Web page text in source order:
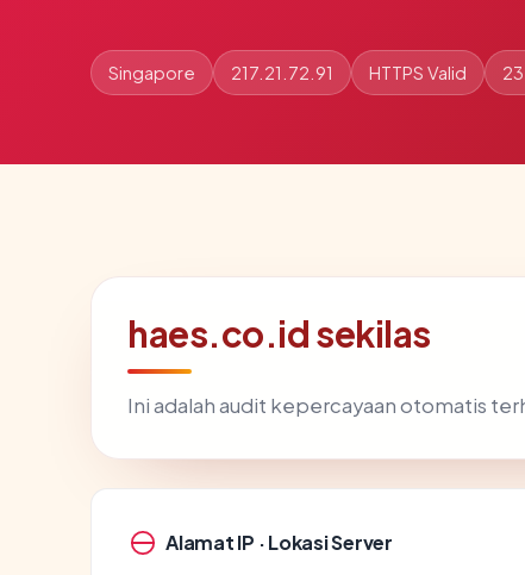
Singapore 217.21.72.91 HTTPS Valid
haes.co.id sekilas
Ini adalah audit kepercayaan otomatis
Alamat IP · Lokasi Server